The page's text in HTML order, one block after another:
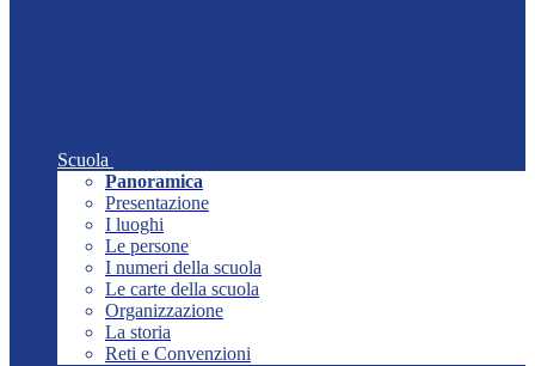
Scuola
Panoramica
Presentazione
I luoghi
Le persone
I numeri della scuola
Le carte della scuola
Organizzazione
La storia
Reti e Convenzioni